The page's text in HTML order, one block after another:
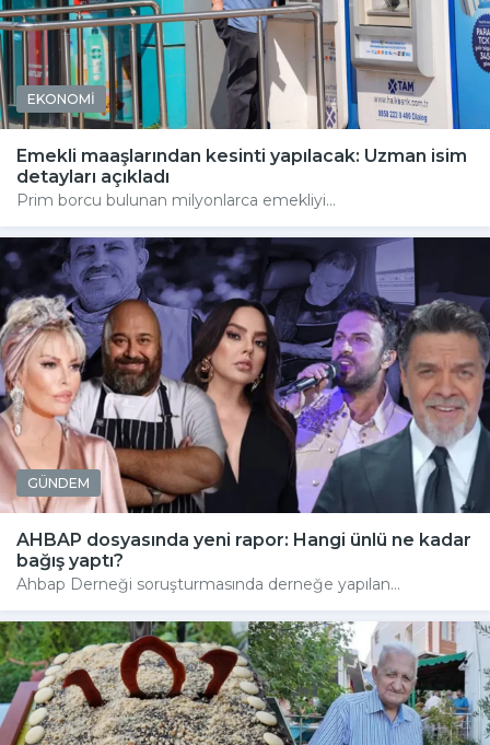
EKONOMİ
Emekli maaşlarından kesinti yapılacak: Uzman isim
detayları açıkladı
Prim borcu bulunan milyonlarca emekliyi...
GÜNDEM
AHBAP dosyasında yeni rapor: Hangi ünlü ne kadar
bağış yaptı?
Ahbap Derneği soruşturmasında derneğe yapılan...